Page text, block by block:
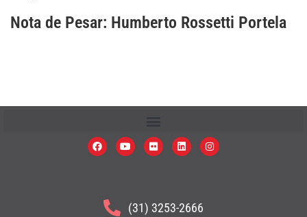
Nota de Pesar: Humberto Rossetti Portela
(31) 3253-2666